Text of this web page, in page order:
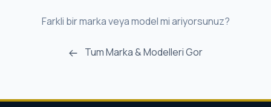
Farkli bir marka veya model mi ariyorsunuz?
Tum Marka & Modelleri Gor